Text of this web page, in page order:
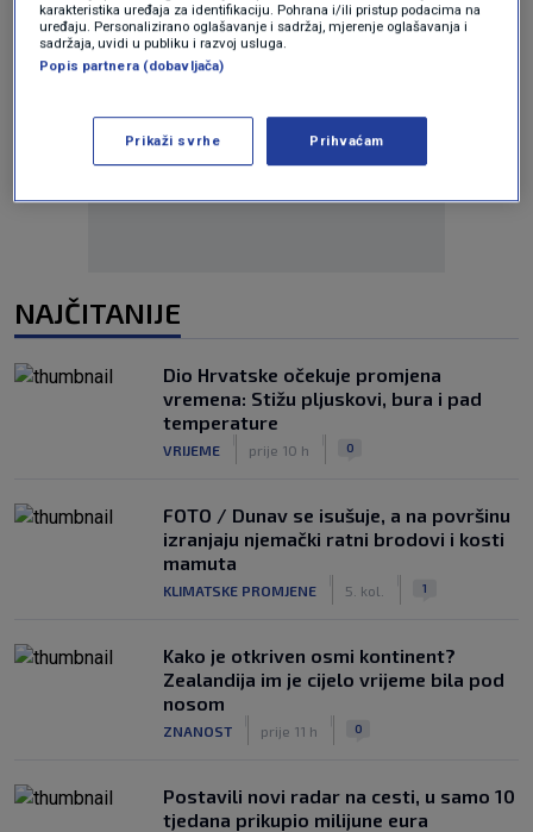
Oglas
NAJČITANIJE
Dio Hrvatske očekuje promjena
vremena: Stižu pljuskovi, bura i pad
temperature
VRIJEME prije 10 h 0
FOTO / Dunav se isušuje, a na površinu
izranjaju njemački ratni brodovi i kosti
mamuta
KLIMATSKE PROMJENE 5. kol. 1
Kako je otkriven osmi kontinent?
Zealandija im je cijelo vrijeme bila pod
nosom
ZNANOST prije 11 h 0
Postavili novi radar na cesti, u samo 10
tjedana prikupio milijune eura
karakteristika uređaja za identifikaciju. Pohrana i/ili pristup podacima na
uređaju. Personalizirano oglašavanje i sadržaj, mjerenje oglašavanja i
sadržaja, uvidi u publiku i razvoj usluga.
Popis partnera (dobavljača)
Prikaži svrhe Prihvaćam